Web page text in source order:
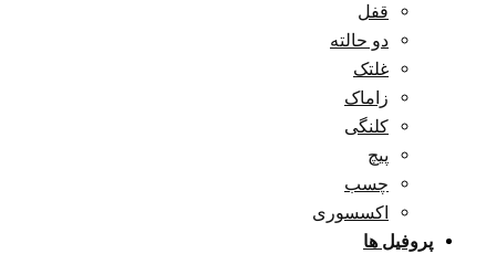
قفل
دو حالته
غلتک
زاماک
کلنگی
پیچ
چسب
اکسسوری
پروفیل ها